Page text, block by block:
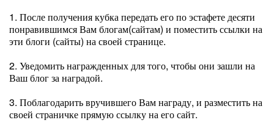
1. После получения кубка передать его по эстафете десяти
понравившимся Вам блогам(сайтам) и поместить ссылки на
эти блоги (сайты) на своей странице.
2. Уведомить награжденных для того, чтобы они зашли на
Ваш блог за наградой.
3. Поблагодарить вручившего Вам награду, и разместить на
своей страничке прямую ссылку на его сайт.